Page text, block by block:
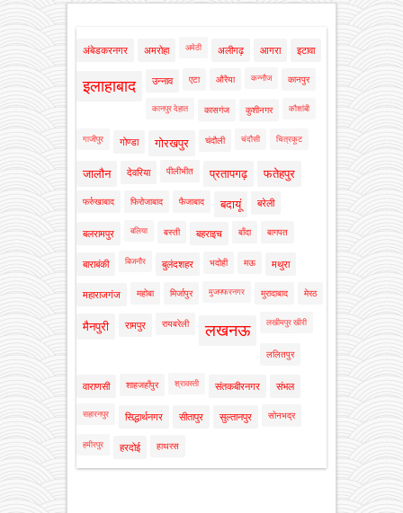
अंबेडकरनगर अमरोहा अमेठी अलीगढ़ आगरा इटावा
इलाहाबाद उन्नाव एटा औरैया कन्नौज कानपुर
कानपुर देहात कासगंज कुशीनगर कौशांबी
गाजीपुर गोण्डा गोरखपुर चंदौली चंदौसी चित्रकूट
जालौन देवरिया पीलीभीत प्रतापगढ़ फतेहपुर
फर्रुखाबाद फिरोजाबाद फैजाबाद बदायूं बरेली
बलरामपुर बलिया बस्ती बहराइच बाँदा बागपत
बाराबंकी बिजनौर बुलंदशहर भदोही मऊ मथुरा
महाराजगंज महोबा मिर्जापुर मुजफ्फरनगर मुरादाबाद मेरठ
मैनपुरी रामपुर रायबरेली लखनऊ लखीमपुर खीरी
ललितपुर
वाराणसी शाहजहाँपुर श्रावस्ती संतकबीरनगर संभल
सहारनपुर सिद्धार्थनगर सीतापुर सुल्तानपुर सोनभद्र
हमीरपुर हरदोई हाथरस